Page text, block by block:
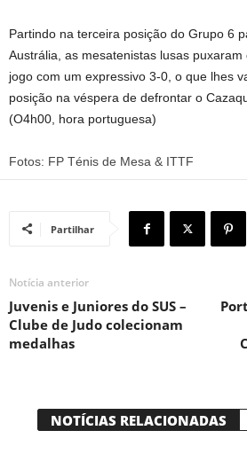
Partindo na terceira posição do Grupo 6
Austrália, as mesatenistas lusas
jogo com um expressivo 3-0, o que lhes
posição na véspera de defrontar o
(O4h00, hora portuguesa)
Fotos: FP Ténis de Mesa & ITTF
Partilhar
Notícia anterior
Juvenis e Juniores do SUS –
Clube de Judo colecionam
medalhas
NOTÍCIAS RELACIONADAS